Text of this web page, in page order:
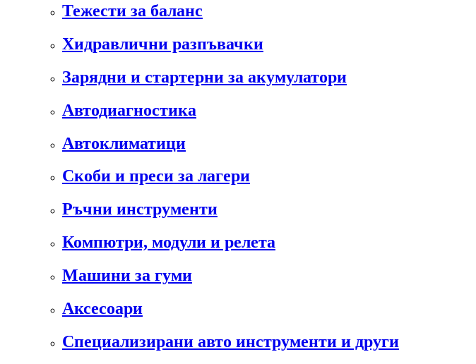
Тежести за баланс
Хидравлични разпъвачки
Зарядни и стартерни за акумулатори
Автодиагностика
Автоклиматици
Скоби и преси за лагери
Ръчни инструменти
Компютри, модули и релета
Машини за гуми
Аксесоари
Специализирани авто инструменти и други